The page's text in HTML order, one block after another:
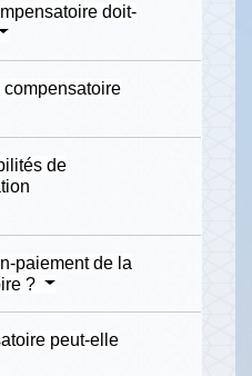
doit-
de
paiement de la
?
peut-elle